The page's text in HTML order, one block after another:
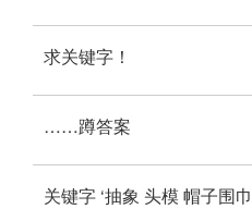
求关键字！
……蹲答案
关键字 ‘抽象 头模 帽子围